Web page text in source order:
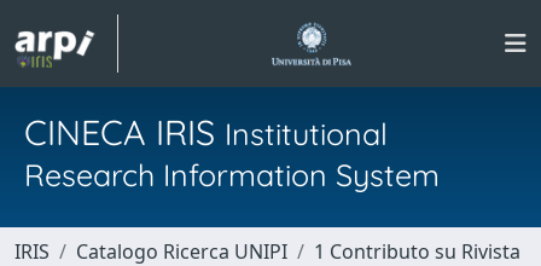
CINECA IRIS Institutional
Research Information System
IRIS Catalogo Ricerca UNIPI
1 Contributo su Rivista